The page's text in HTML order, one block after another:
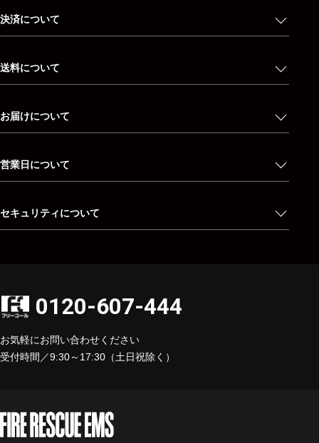
決済について
送料について
お届けについて
営業日について
セキュリティについて
0120-607-444
お気軽にお問い合わせください
受付時間／9:30～17:30（土日祝除く）